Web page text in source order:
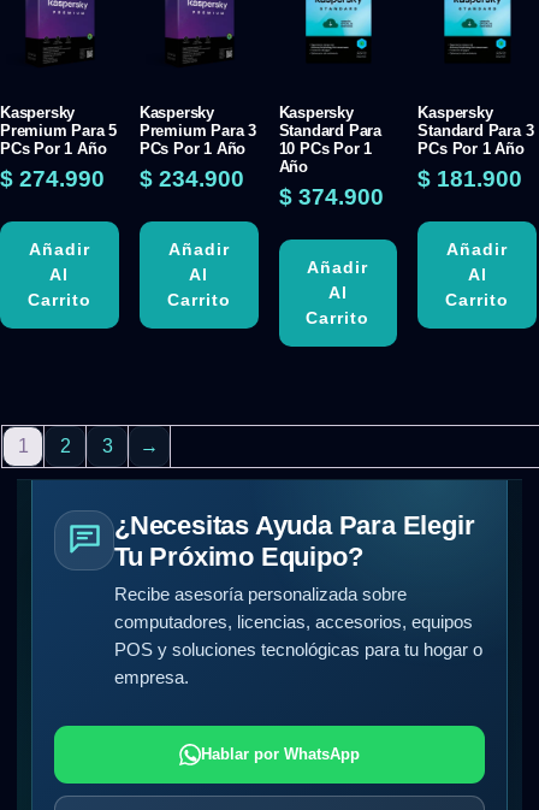
Kaspersky
Premium Para 5
PCs Por 1 Año
$ 274.990
Añadir
Al
Carrito
Kaspersky
Premium Para 3
PCs Por 1 Año
$234.900
Añadir
Al
Carrito
Kaspersky
Standard Para
10 PCs Por 1
Año
$374.900
Añadir
Al
Carrito
Kaspersky
Standard Para 3
PCs Por 1 Año
$ 181.900
Añadir
Al
Carrito
1 2 3 →
¿Necesitas Ayuda Para Elegir
Tu Próximo Equipo?
Recibe asesoría personalizada sobre
computadores, licencias, accesorios, equipos
POS y soluciones tecnológicas para tu hogar o
empresa.
Hablar por WhatsApp